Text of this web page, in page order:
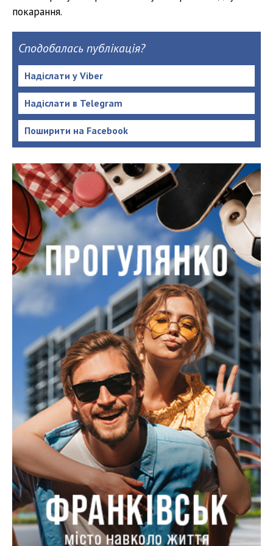
покарання.
Сподобалась публікація?
Надіслати у Viber
Надіслати в Telegram
Поширити на Facebook